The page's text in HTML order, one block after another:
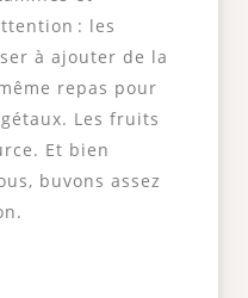
: les
à ajouter de la
repas pour
Les fruits
Et bien
buvons assez